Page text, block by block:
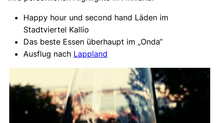
Happy hour und second hand Läden im
Stadtviertel Kallio
Das beste Essen überhaupt im „Onda“
Ausflug nach Lappland